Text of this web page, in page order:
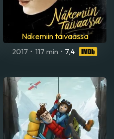
Näkemiin taivaassa
2017 • 117 min • 7,4